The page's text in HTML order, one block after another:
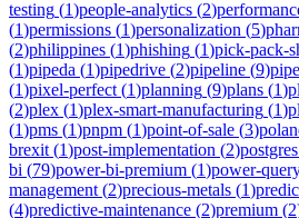
testing (1)people-analytics (2)
(1)permissions (1)personalization (5)
(2)philippines (1)phishing (1)pick-pack-
(1)pipeda (1)pipedrive (2)pipeline (9)
(1)pixel-perfect (1)planning (9)plans (1)
(2)plex (1)plex-smart-manufacturing (1)
(1)pms (1)pnpm (1)point-of-sale (3)
brexit (1)post-implementation (2)postgres
bi (79)power-bi-premium (1)power-
management (2)precious-metals (1)
(4)predictive-maintenance (2)premium (2